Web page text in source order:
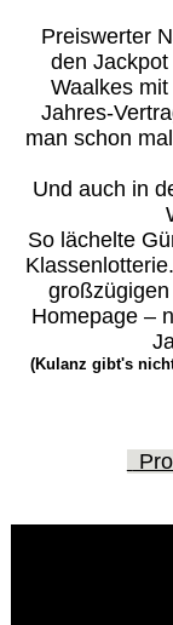
Preiswerter
den
Waalkes
Jahres-
man schon
Und auch in
So lächelte
Homepage –
(Kulanz gibt's